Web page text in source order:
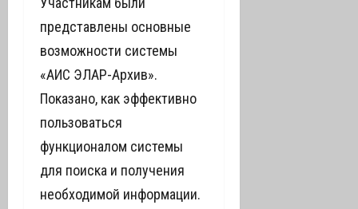
представлены основные
возможности системы
«АИС ЭЛАР-Архив».
Показано, как эффективно
пользоваться
функционалом системы
для поиска и получения
необходимой информации.